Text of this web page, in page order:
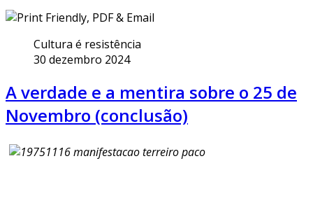
Cultura é resistência
30 dezembro 2024
A verdade e a mentira sobre o 25 de
Novembro (conclusão)